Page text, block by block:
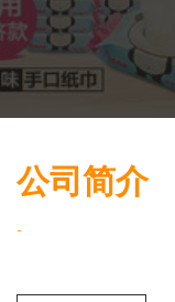
公司简介
-